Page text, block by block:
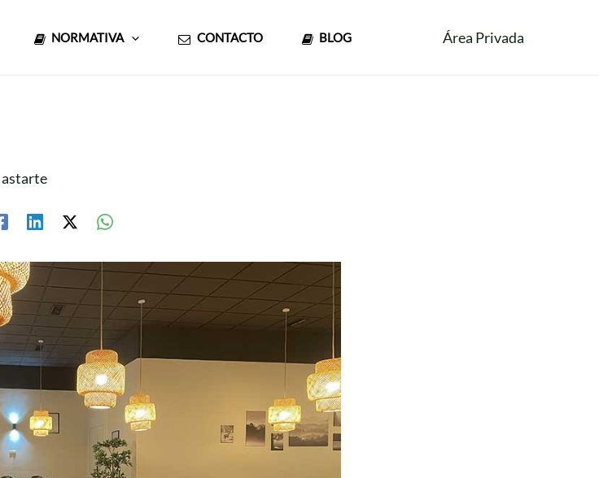
NORMATIVA CONTACTO BLOG Área Privada
astarte